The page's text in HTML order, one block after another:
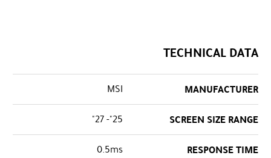
TECHNICAL DATA
MANUFACTURER
MSI
SCREEN SIZE RANGE
25"- 27"
RESPONSE TIME
0.5ms